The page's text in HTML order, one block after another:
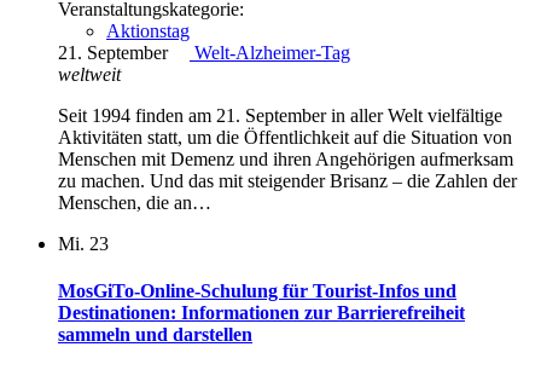
Veranstaltungskategorie:
Aktionstag
21. September
Welt-Alzheimer-Tag
weltweit
Seit 1994 finden am 21. September in aller Welt vielfältige
Aktivitäten statt, um die Öffentlichkeit auf die Situation von
Menschen mit Demenz und ihren Angehörigen aufmerksam
zu machen. Und das mit steigender Brisanz – die Zahlen der
Menschen, die an…
Mi. 23
MosGiTo-Online-Schulung für Tourist-Infos und
Destinationen: Informationen zur Barrierefreiheit
sammeln und darstellen